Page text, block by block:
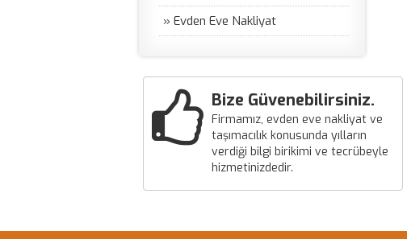
» Evden Eve Nakliyat
Bize Güvenebilirsiniz.
Firmamız, evden eve nakliyat ve
taşımacılık konusunda yılların
verdiği bilgi birikimi ve tecrübeyle
hizmetinizdedir.